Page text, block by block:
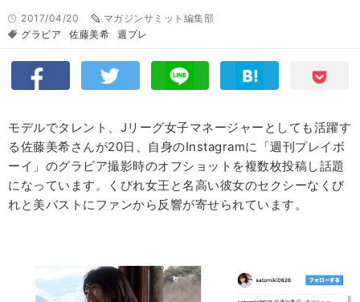
2017/04/20
マガジンサミット編集部
グラビア
佐藤美希 週プレ
モデルでタレント、Jリーグ女子マネージャーとしても活躍す
る佐藤美希さんが20日、自身のInstagramに「週刊プレイボ
ーイ」のグラビア撮影時のオフショットを複数枚投稿し話題
になっています。くびれ女王と名高い彼女のセクシーなくび
れと美バストにファンから反響が寄せられています。